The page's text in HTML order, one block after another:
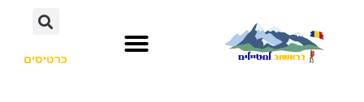
כרטיסים